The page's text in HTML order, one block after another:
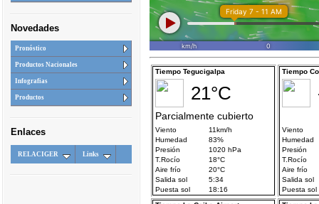
Novedades
Pronóstico
Productos Nacionales
Infografias
Productos
Enlaces
RELACIGER Links